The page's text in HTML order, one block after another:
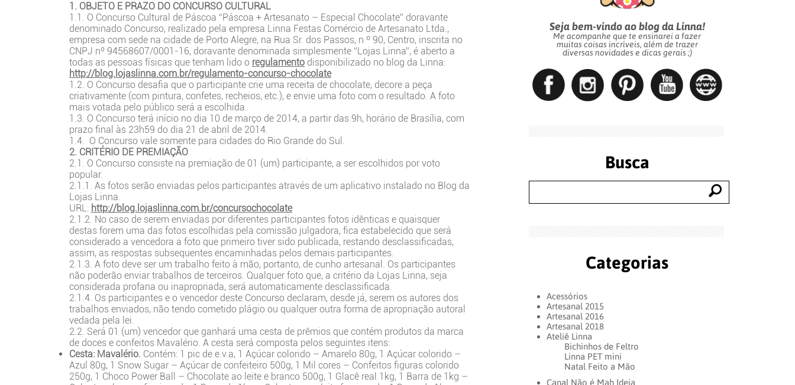
1. OBJETO E PRAZO DO CONCURSO CULTURAL
1.1. O Concurso Cultural de Páscoa “Páscoa + Artesanato – Especial Chocolate” doravante
denominado Concurso, realizado pela empresa Linna Festas Comércio de Artesanato Ltda.,
empresa com sede na cidade de Porto Alegre, na Rua Sr. dos Passos, n º 90, Centro, inscrita no
CNPJ nº 94568607/0001-16, doravante denominada simplesmente “Lojas Linna”, é aberto a
todas as pessoas físicas que tenham lido o regulamento disponibilizado no blog da Linna:
http://blog.lojaslinna.com.br/regulamento-concurso-chocolate
1.2. O Concurso desafia que o participante crie uma receita de chocolate, decore a peça
criativamente (com pintura, confetes, recheios, etc.), e envie uma foto com o resultado. A foto
mais votada pelo público será a escolhida.
1.3. O Concurso terá início no dia 10 de março de 2014, a partir das 9h, horário de Brasília, com
prazo final às 23h59 do dia 21 de abril de 2014.
1.4. O Concurso vale somente para cidades do Rio Grande do Sul.
2. CRITÉRIO DE PREMIAÇÃO
2.1. O Concurso consiste na premiação de 01 (um) participante, a ser escolhidos por voto
popular.
2.1.1. As fotos serão enviadas pelos participantes através de um aplicativo instalado no Blog da
Lojas Linna.
URL: http://blog.lojaslinna.com.br/concursochocolate
2.1.2. No caso de serem enviadas por diferentes participantes fotos idênticas e quaisquer
destas forem uma das fotos escolhidas pela comissão julgadora, fica estabelecido que será
considerado a vencedora a foto que primeiro tiver sido publicada, restando desclassificadas,
assim, as respostas subsequentes encaminhadas pelos demais participantes.
2.1.3. A foto deve ser um trabalho feito à mão, portanto, de cunho artesanal. Os participantes
não poderão enviar trabalhos de terceiros. Qualquer foto que, a critério da Lojas Linna, seja
considerada profana ou inapropriada, será automaticamente desclassificada.
2.1.4. Os participantes e o vencedor deste Concurso declaram, desde já, serem os autores dos
trabalhos enviados, não tendo cometido plágio ou qualquer outra forma de apropriação autoral
vedada pela lei.
2.2. Será 01 (um) vencedor que ganhará uma cesta de prêmios que contém produtos da marca
de doces e confeitos Mavalério. A cesta será composta pelos seguintes itens:
Cesta: Mavalério. Contém: 1 pic de e.v.a, 1 Açúcar colorido – Amarelo 80g, 1 Açúcar colorido –
Azul 80g, 1 Snow Sugar – Açúcar de confeiteiro 500g, 1 Mil cores – Confeitos figuras colorido
250g, 1 Choco Power Ball – Chocolate ao leite e branco 500g, 1 Glacê real 1kg, 1 Barra de 1kg –
Seja bem-vindo ao blog da Linna!
Me acompanhe que te ensinarei a fazer
muitas coisas incríveis, além de trazer
diversas novidades e dicas gerais ;)
Busca
Categorias
Acessórios
Artesanal 2015
Artesanal 2016
Artesanal 2018
Ateliê Linna
Bichinhos de Feltro
Linna PET mini
Natal Feito a Mão
Canal Não é Mah Ideia